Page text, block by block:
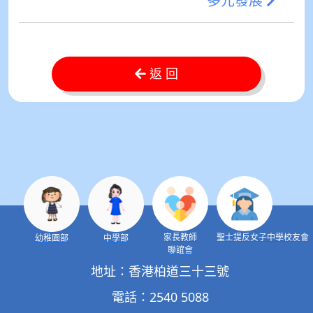
返 回
地址：香港柏道三十三號
電話：2540 5088
幼稚園部 中學部
家長教師
聯誼會
聖士提反女子中學校友會